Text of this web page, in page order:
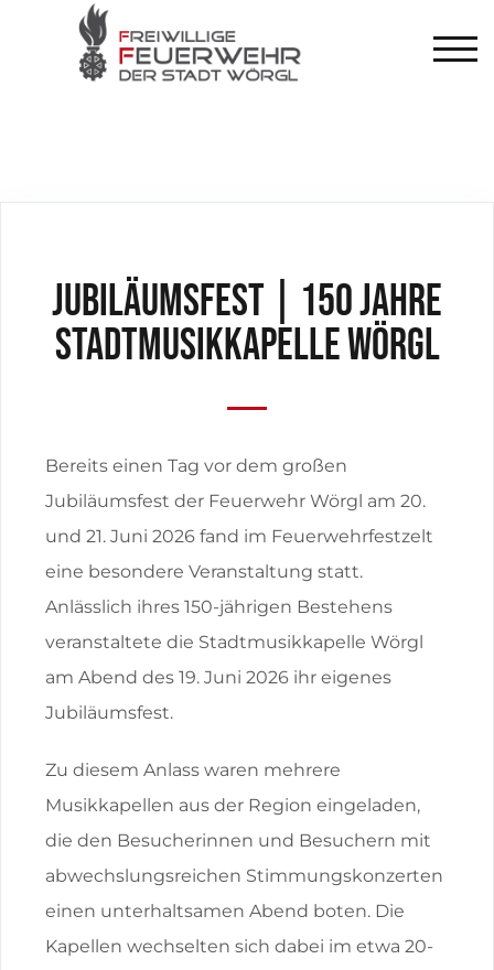
Jubiläumsfest | 150 Jahre
Stadtmusikkapelle Wörgl
Bereits einen Tag vor dem großen
Jubiläumsfest der Feuerwehr Wörgl am 20.
und 21. Juni 2026 fand im Feuerwehrfestzelt
eine besondere Veranstaltung statt.
Anlässlich ihres 150-jährigen Bestehens
veranstaltete die Stadtmusikkapelle Wörgl
am Abend des 19. Juni 2026 ihr eigenes
Jubiläumsfest.
Zu diesem Anlass waren mehrere
Musikkapellen aus der Region eingeladen,
die den Besucherinnen und Besuchern mit
abwechslungsreichen Stimmungskonzerten
einen unterhaltsamen Abend boten. Die
Kapellen wechselten sich dabei im etwa 20-